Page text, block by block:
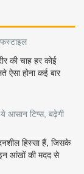
की चाह हर कोई
ऐसा होना कई बार
आसान टिप्स, बढ़ेगी
हिस्सा हैं, जिसके
इन आंखों की मदद से